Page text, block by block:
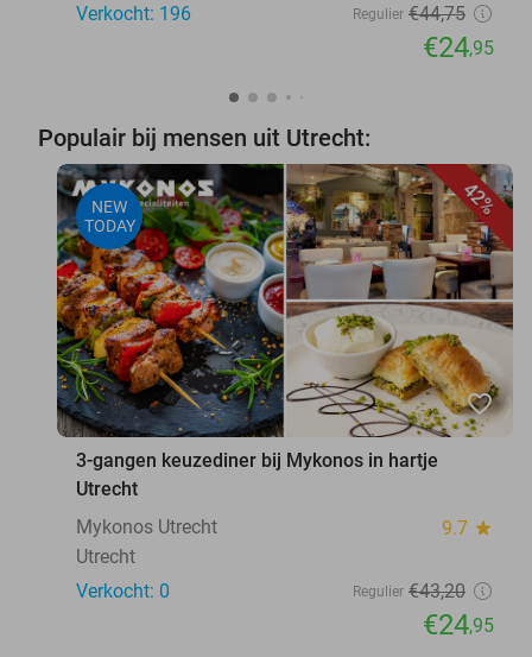
Verkocht: 196 Regulier €44,75
€24,95
Populair bij mensen uit Utrecht:
42%
NEW
TODAY
favorite_border
3-gangen keuzediner bij Mykonos in hartje
Utrecht
Mykonos Utrecht
9.7 star
Utrecht
Verkocht: 0
Regulier €43,20
€24,95